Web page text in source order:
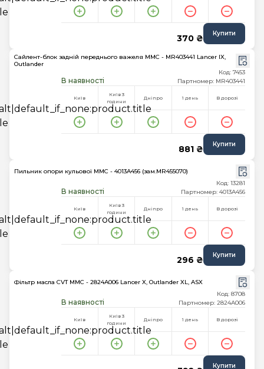
370 ₴ Купити
Сайлент-блок задній переднього важеля MMC - MR403441 Lancer IX,
Outlander
В наявності
Код: 7453
Партномер: MR403441
Київ
Київ 3
години
Дніпро 1 день В дорозі
881 ₴ Купити
Пильник опори кульової MMC - 4013A456 (зам.MR455070)
В наявності
Код: 13281
Партномер: 4013A456
Київ
Київ 3
години
Дніпро 1 день В дорозі
296 ₴ Купити
Фільтр масла CVT MMC - 2824A006 Lancer X, Outlander XL, ASX
В наявності
Код: 8708
Партномер: 2824A006
Київ
Київ 3
години
Дніпро 1 день В дорозі
Купити